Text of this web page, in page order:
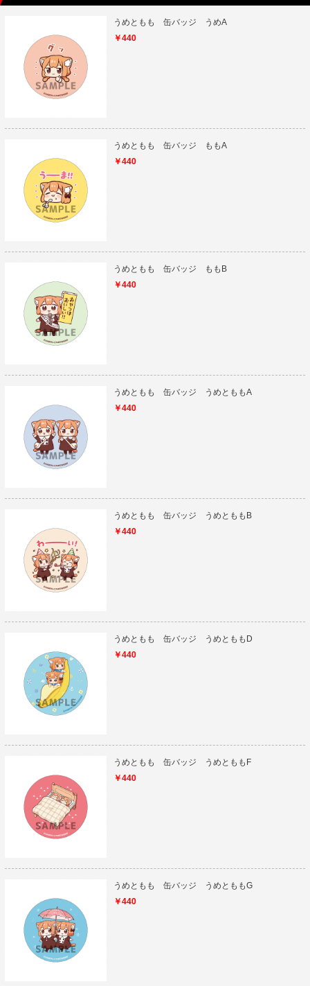
うめともも 缶バッジ うめA
￥440
うめともも 缶バッジ ももA
￥440
うめともも 缶バッジ ももB
￥440
うめともも 缶バッジ うめとももA
￥440
うめともも 缶バッジ うめとももB
￥440
うめともも 缶バッジ うめとももD
￥440
うめともも 缶バッジ うめとももF
￥440
うめともも 缶バッジ うめとももG
￥440